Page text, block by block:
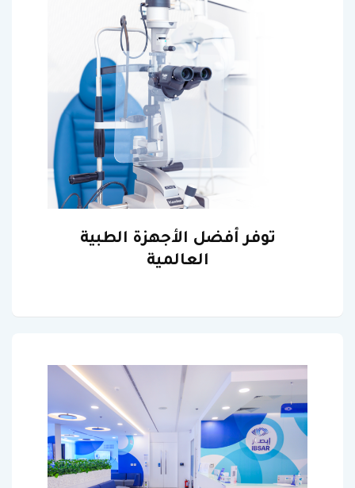
توفر أفضل الأجهزة الطبية
العالمية